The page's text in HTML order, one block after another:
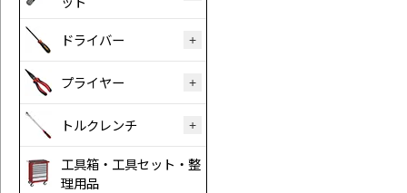
ドライバー
プライヤー
トルクレンチ
工具箱・工具セット・整
理用品